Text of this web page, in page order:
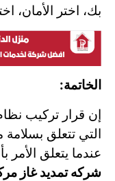
بك، اختر الأمان،
الخاتمة:
إن قرار تركيب
التي تتعلق
عندما يتعلق
شركه تمديد غاز